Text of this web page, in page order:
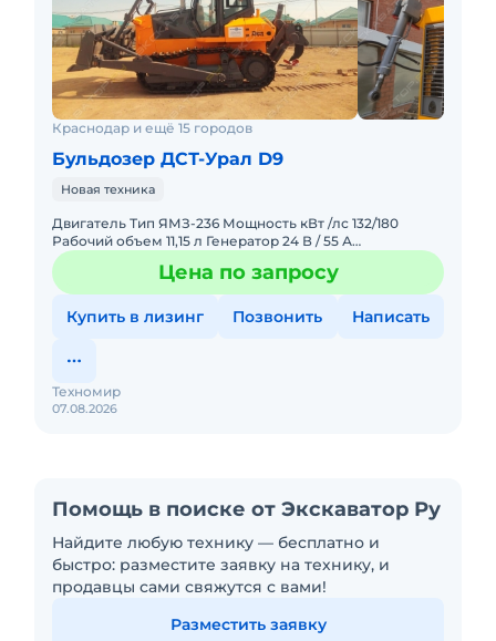
Краснодар и ещё 15 городов
Бульдозер ДСТ-Урал D9
Новая техника
Двигатель Тип ЯМЗ-236 Мощность кВт /лс 132/180
Рабочий объем 11,15 л Генератор 24 В / 55 А
Аккумулятор 2*12 В / 2*132 Ач Предпусковой подогрев с
функцией
Цена по запросу
Купить в лизинг Позвонить Написать
07.08.2026
Техномир
Помощь в поиске от Экскаватор Ру
Найдите любую технику — бесплатно и
быстро: разместите заявку на технику, и
продавцы сами свяжутся с вами!
Разместить заявку